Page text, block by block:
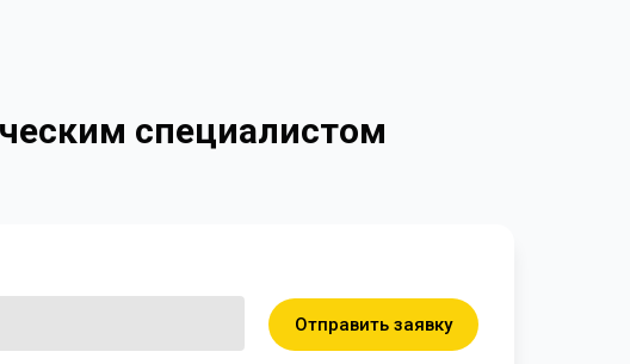
специалистом
Отправить заявку